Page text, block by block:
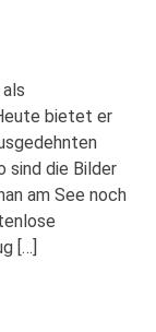
bietet er
sind die Bilder
am See noch
[…]